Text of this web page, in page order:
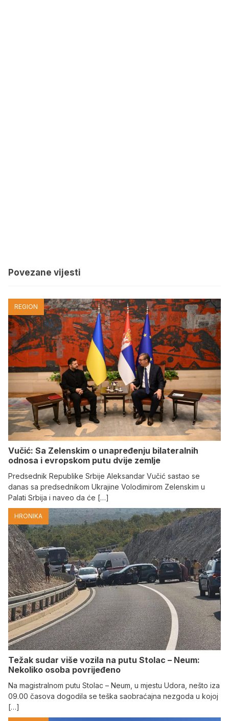
Povezane vijesti
REGION
Vučić: Sa Zelenskim o unapređenju bilateralnih
odnosa i evropskom putu dvije zemlje
Predsednik Republike Srbije Aleksandar Vučić sastao se
danas sa predsednikom Ukrajine Volodimirom Zelenskim u
Palati Srbija i naveo da će […]
HRONIKA
Težak sudar više vozila na putu Stolac – Neum:
Nekoliko osoba povrijeđeno
Na magistralnom putu Stolac – Neum, u mjestu Udora, nešto iza
09.00 časova dogodila se teška saobraćajna nezgoda u kojoj
[…]